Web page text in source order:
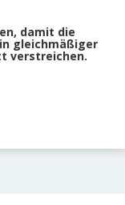
damit die
gleichmäßiger
verstreichen.